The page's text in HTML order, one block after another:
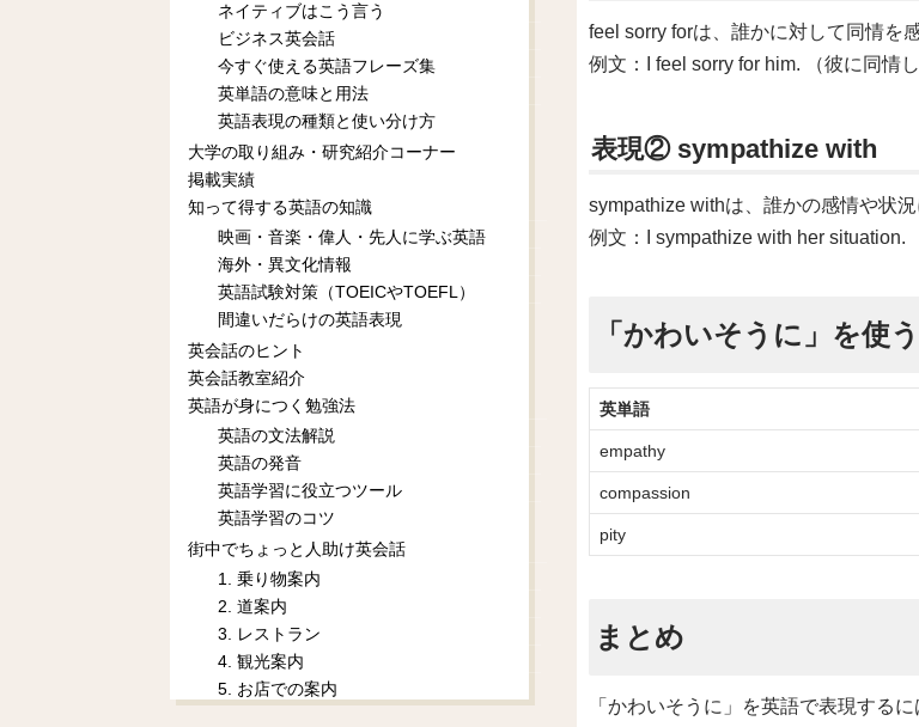
feel sorry forは、誰かに対して同情を
例文：I feel sorry for him. （彼に同情し
表現② sympathize with
sympathize withは、誰かの感情や状
例文：I sympathize with her situation.
「かわいそうに」を使
英単語
empathy
compassion
pity
まとめ
「かわいそうに」を英語で表現する
ネイティブはこう言う
ビジネス英会話
今すぐ使える英語フレーズ集
英単語の意味と用法
英語表現の種類と使い分け方
大学の取り組み・研究紹介コーナー
掲載実績
知って得する英語の知識
映画・音楽・偉人・先人に学ぶ英語
海外・異文化情報
英語試験対策（TOEICやTOEFL）
間違いだらけの英語表現
英会話のヒント
英会話教室紹介
英語が身につく勉強法
英語の文法解説
英語の発音
英語学習に役立つツール
英語学習のコツ
街中でちょっと人助け英会話
1. 乗り物案内
2. 道案内
3. レストラン
4. 観光案内
5. お店での案内